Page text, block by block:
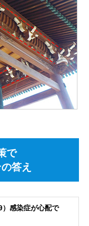
で
答え
）感染症が心配で